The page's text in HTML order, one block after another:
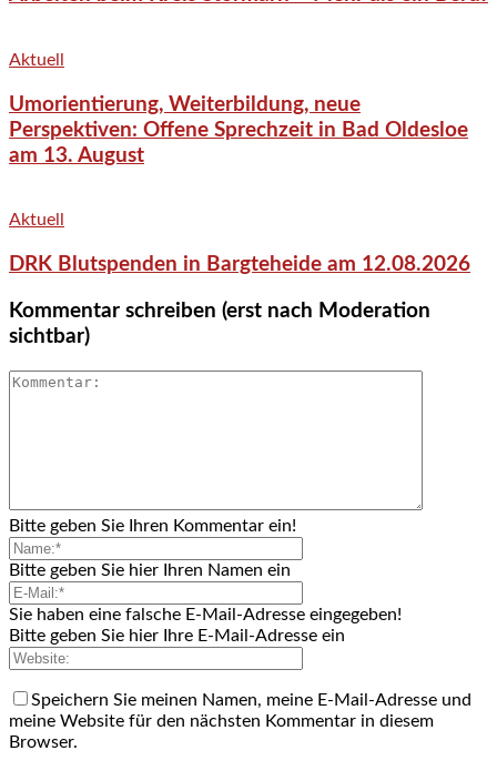
Aktuell
Umorientierung, Weiterbildung, neue
Perspektiven: Offene Sprechzeit in Bad Oldesloe
am 13. August
Aktuell
DRK Blutspenden in Bargteheide am 12.08.2026
Kommentar schreiben (erst nach Moderation
sichtbar)
Bitte geben Sie Ihren Kommentar ein!
Bitte geben Sie hier Ihren Namen ein
Sie haben eine falsche E-Mail-Adresse eingegeben!
Bitte geben Sie hier Ihre E-Mail-Adresse ein
Speichern Sie meinen Namen, meine E-Mail-Adresse und
meine Website für den nächsten Kommentar in diesem
Browser.